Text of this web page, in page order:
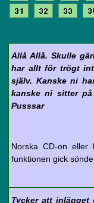
31
32 33
Allå Allå. Skulle
har allt för trögt
själv. Kanske ni
kanske ni sitter
Pusssar
Norska CD-on
funktionen gick
Tycker att inlägget